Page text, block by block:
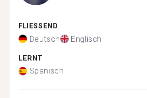
FLIESSEND
Deutsch Englisch
LERNT
Spanisch